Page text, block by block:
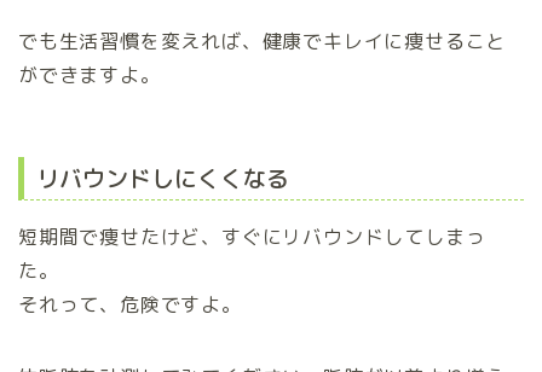
でも生活習慣を変えれば、健康でキレイに痩せること
ができますよ。
リバウンドしにくくなる
短期間で痩せたけど、すぐにリバウンドしてしまっ
た。
それって、危険ですよ。